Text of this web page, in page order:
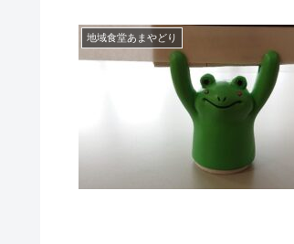
地域食堂あまやどり